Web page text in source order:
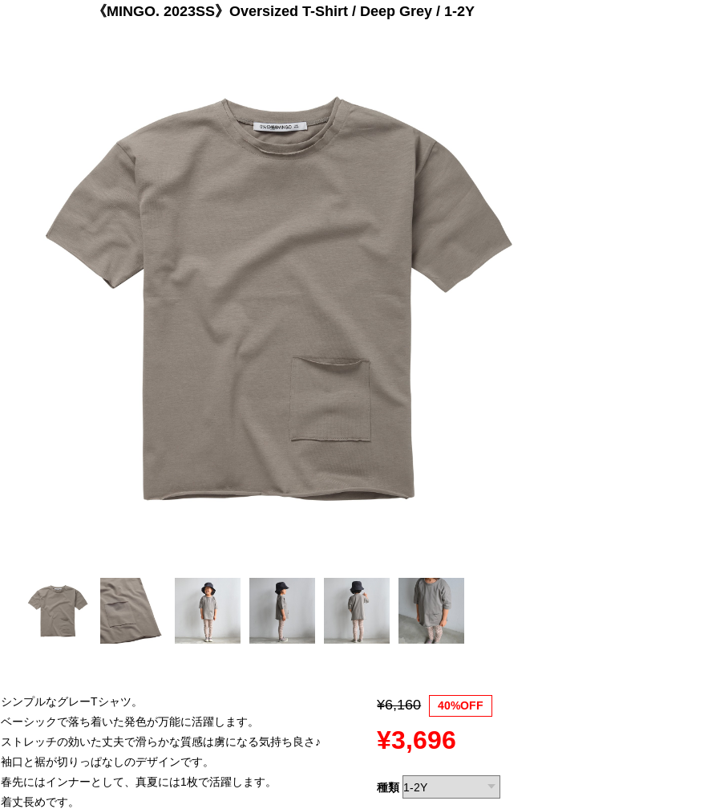
《MINGO. 2023SS》Oversized T-Shirt / Deep Grey / 1-2Y
シンプルなグレーTシャツ。
ベーシックで落ち着いた発色が万能に活躍します。
ストレッチの効いた丈夫で滑らかな質感は虜になる気持ち良さ♪
袖口と裾が切りっぱなしのデザインです。
春先にはインナーとして、真夏には1枚で活躍します。
着丈長めです。
¥6,160 40%OFF
¥3,696
種類